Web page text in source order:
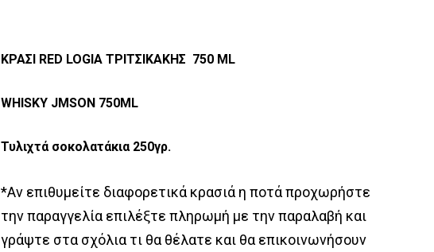
ΚΡΑΣΙ RED LOGIA ΤΡΙΤΣΙΚΑΚΗΣ 750 ML
WHISKY JMSON 750ML
Τυλιχτά σοκολατάκια 250γρ.
*Αν επιθυμείτε διαφορετικά κρασιά η ποτά προχωρήστε
την παραγγελία επιλέξτε πληρωμή με την παραλαβή και
γράψτε στα σχόλια τι θα θέλατε και θα επικοινωνήσουν